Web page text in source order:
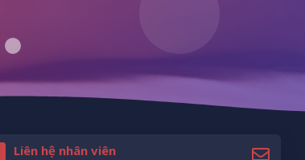
Liên hệ nhân viên